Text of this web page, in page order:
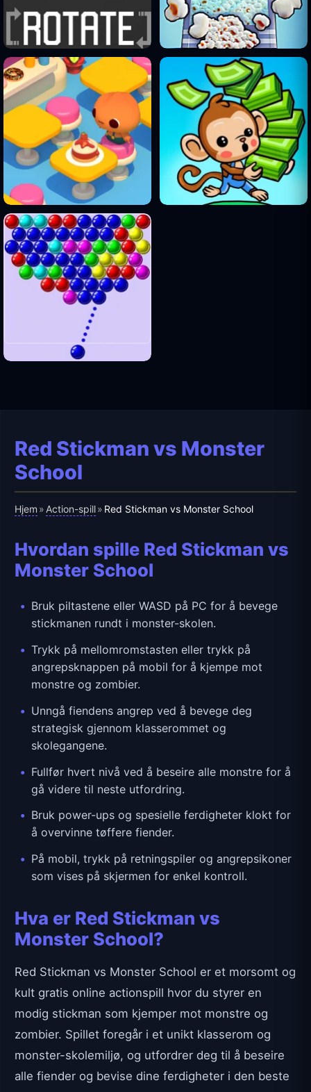
Red Stickman vs Monster
School
Hjem » Action-spill» Red Stickman vs Monster School
Hvordan spille Red Stickman vs
Monster School
Bruk piltastene eller WASD på PC for å bevege
stickmanen rundt i monster-skolen.
Trykk på mellomromstasten eller trykk på
angrepsknappen på mobil for å kjempe mot
monstre og zombier.
Unngå fiendens angrep ved å bevege deg
strategisk gjennom klasserommet og
skolegangene.
Fullfør hvert nivå ved å beseire alle monstre for å
gå videre til neste utfordring.
Bruk power-ups og spesielle ferdigheter klokt for
å overvinne tøffere fiender.
På mobil, trykk på retningspiler og angrepsikoner
som vises på skjermen for enkel kontroll.
Hva er Red Stickman vs
Monster School?
Red Stickman vs Monster School er et morsomt og
kult gratis online actionspill hvor du styrer en
modig stickman som kjemper mot monstre og
zombier. Spillet foregår i et unikt klasserom og
monster-skolemiljø, og utfordrer deg til å beseire
alle fiender og bevise dine ferdigheter i den beste